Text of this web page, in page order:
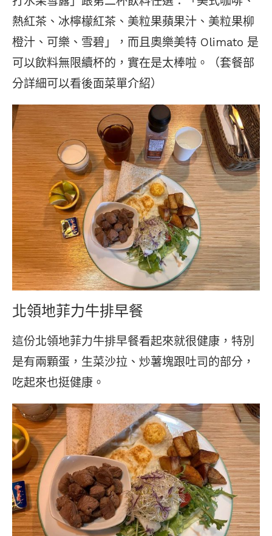
熱紅茶、冰檸檬紅茶、美粒果蘋果汁、美粒果柳
橙汁、可樂、雪碧」，而且奧樂美特 Olimato 是
可以飲料無限續杯的，實在是太棒啦。（套餐部
分詳細可以看後面菜單介紹）
北領地菲力牛排早餐
這份北領地菲力牛排早餐看起來就很健康，特別
是有兩顆蛋，生菜沙拉、炒薯塊跟吐司的部分，
吃起來也挺健康。